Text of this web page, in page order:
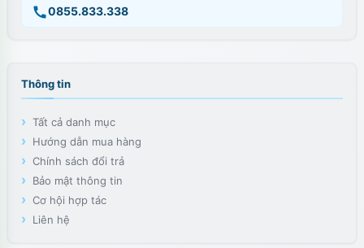
Trứng rung Small Whale
Cách sử dụng
0855.833.338
Thông tin
Tất cả danh mục
Hướng dẫn mua hàng
Chính sách đổi trả
Bảo mật thông tin
Cơ hội hợp tác
Liên hệ